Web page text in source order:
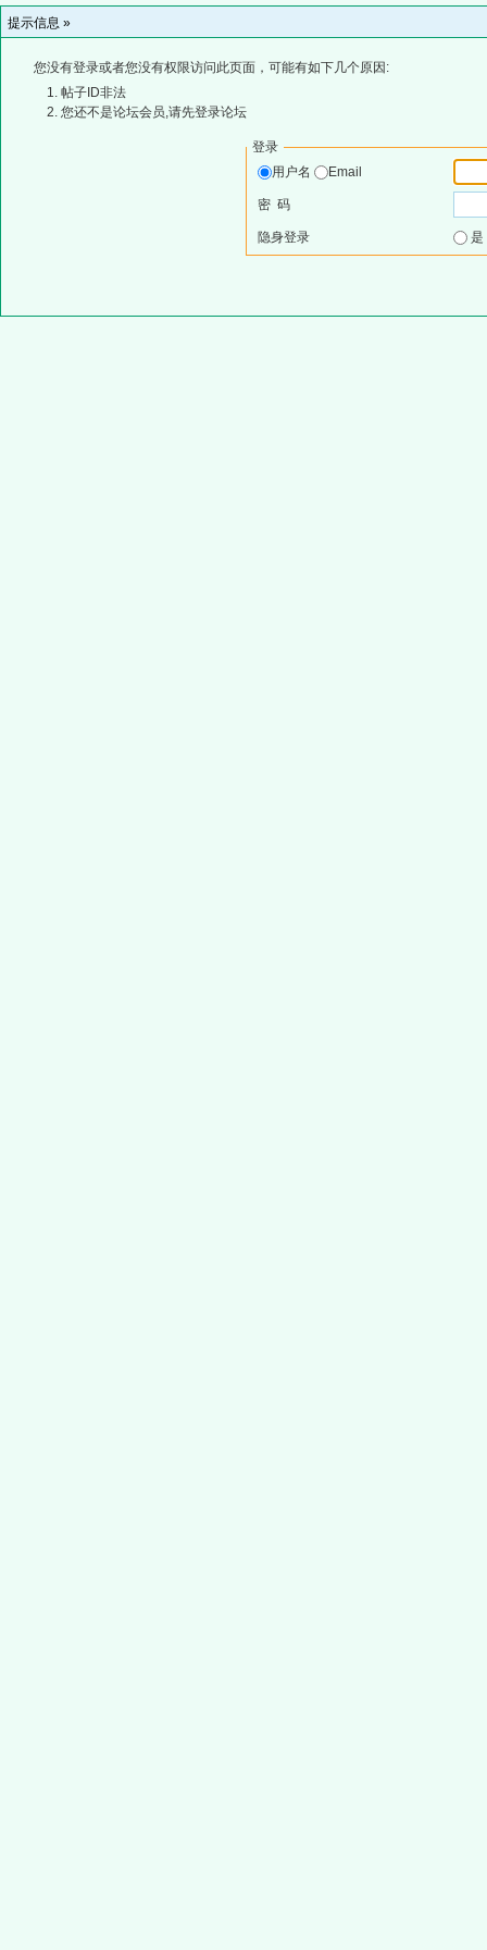
提示信息 »
您没有登录或者您没有权限访问此页面，可能有如下几个原因:
帖子ID非法
您还不是论坛会员,请先登录论坛
登录
用户名
Email
密 码
隐身登录